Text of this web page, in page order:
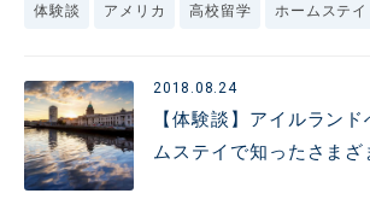
体験談 アメリカ 高校留学 ホームステイ
2018.08.24
【体験談】アイルラン
ムステイで知ったさまざ